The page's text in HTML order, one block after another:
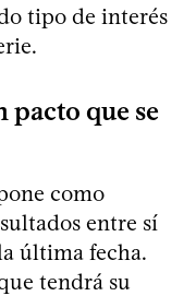
tipo de interés
pacto que se
como
entre sí
última fecha.
tendrá su